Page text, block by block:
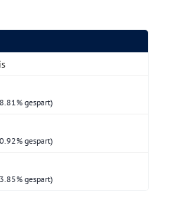
gespart)
gespart)
gespart)